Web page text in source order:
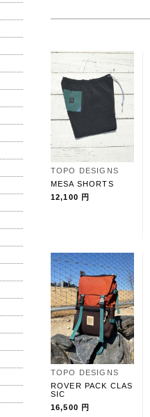
TOPO DESIGNS
MESA SHORTS
12,100 円
TOPO DESIGNS
ROVER PACK CLAS
SIC
16,500 円